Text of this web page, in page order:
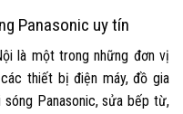
Panasonic uy tín
là một trong những đơn vị
thiết bị điện máy, đồ gia
sóng Panasonic, sửa bếp từ,